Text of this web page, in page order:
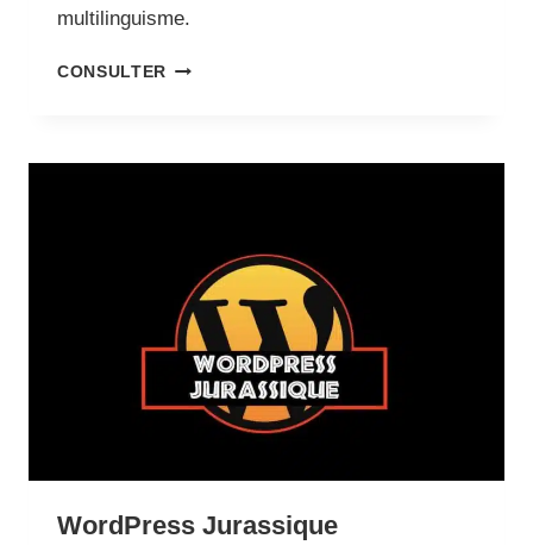
multilinguisme.
CONSULTER WOOCOMMERCE
À
WordPress Jurassique